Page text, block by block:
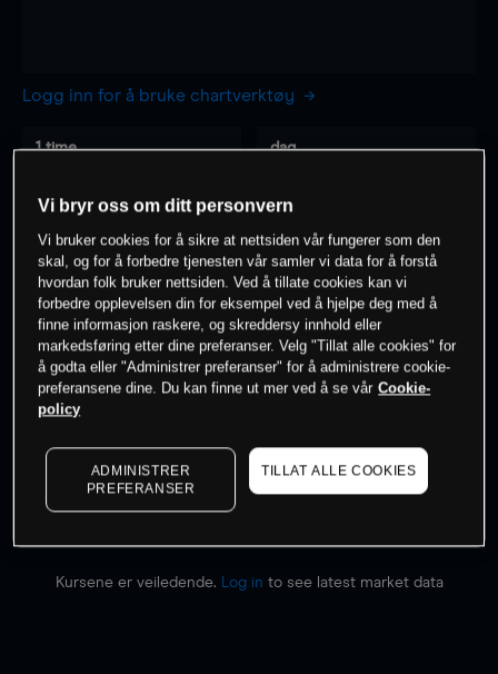
Logg inn for å bruke chartverktøy
1 time dag
7 dager
-
30 dager
-
0% av kunder erpå dette instrumentet
Kursene er veiledende. Log in to see latest market data
Vi bryr oss om ditt personvern
Vi bruker cookies for å sikre at nettsiden vår fungerer som den
skal, og for å forbedre tjenesten vår samler vi data for å forstå
hvordan folk bruker nettsiden. Ved å tillate cookies kan vi
forbedre opplevelsen din for eksempel ved å hjelpe deg med å
finne informasjon raskere, og skreddersy innhold eller
markedsføring etter dine preferanser. Velg "Tillat alle cookies" for
å godta eller "Administrer preferanser" for å administrere cookie-
preferansene dine. Du kan finne ut mer ved å se vår Cookie-
policy
ADMINISTRER
PREFERANSER
TILLAT ALLE COOKIES